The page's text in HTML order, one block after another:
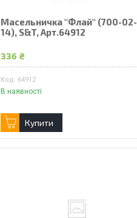
Масельничка "Флай" (700-02-
14), S&T, Арт.64912
336 ₴
64912
В наявності
Купити